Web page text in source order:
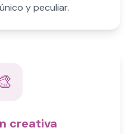
y peculiar.
creativa